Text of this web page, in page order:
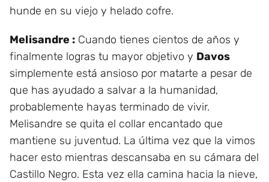
hunde en su viejo y helado cofre.
Melisandre : Cuando tienes cientos de años y
finalmente logras tu mayor objetivo y Davos
simplemente está ansioso por matarte a pesar de
que has ayudado a salvar a la humanidad,
probablemente hayas terminado de vivir.
Melisandre se quita el collar encantado que
mantiene su juventud. La última vez que la vimos
hacer esto mientras descansaba en su cámara del
Castillo Negro. Esta vez ella camina hacia la nieve,